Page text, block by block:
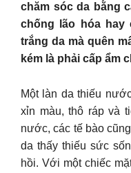
chăm sóc da bằng
chống lão hóa hay
trắng da mà quên
kém là phải cấp ẩm
Một làn da thiếu
xỉn màu, thô ráp và
nước, các tế bào
da thấy thiếu sức
hồi. Với một chiếc